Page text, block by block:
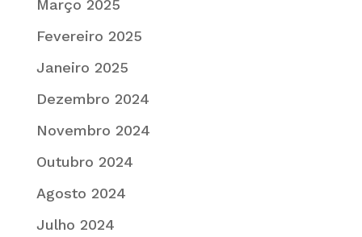
Março 2025
Fevereiro 2025
Janeiro 2025
Dezembro 2024
Novembro 2024
Outubro 2024
Agosto 2024
Julho 2024